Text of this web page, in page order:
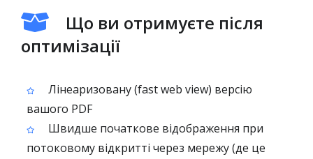
Що ви отримуєте після
оптимізації
Лінеаризовану (fast web view) версію
вашого PDF
Швидше початкове відображення при
потоковому відкритті через мережу (де це